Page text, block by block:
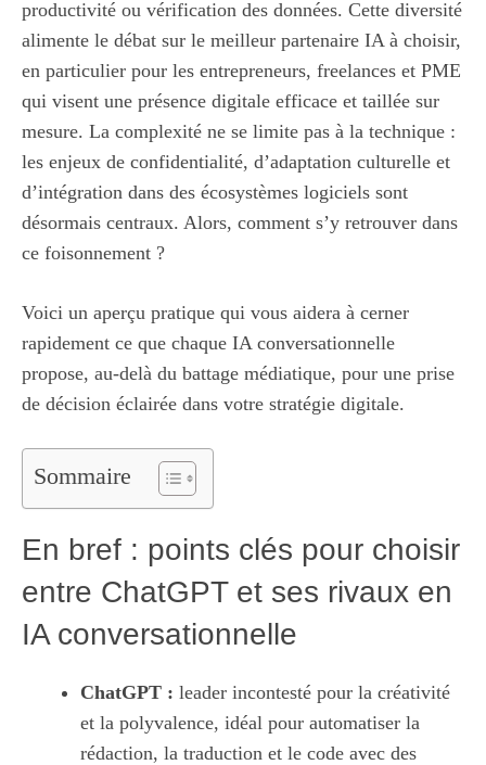
productivité ou vérification des données. Cette diversité
alimente le débat sur le meilleur partenaire IA à choisir,
en particulier pour les entrepreneurs, freelances et PME
qui visent une présence digitale efficace et taillée sur
mesure. La complexité ne se limite pas à la technique :
les enjeux de confidentialité, d’adaptation culturelle et
d’intégration dans des écosystèmes logiciels sont
désormais centraux. Alors, comment s’y retrouver dans
ce foisonnement ?
Voici un aperçu pratique qui vous aidera à cerner
rapidement ce que chaque IA conversationnelle
propose, au-delà du battage médiatique, pour une prise
de décision éclairée dans votre stratégie digitale.
Sommaire
En bref : points clés pour choisir
entre ChatGPT et ses rivaux en
IA conversationnelle
ChatGPT : leader incontesté pour la créativité
et la polyvalence, idéal pour automatiser la
rédaction, la traduction et le code avec des